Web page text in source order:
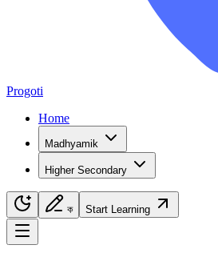
Progoti
Home
Madhyamik
Higher Secondary
ক Start Learning
Navigation Menu